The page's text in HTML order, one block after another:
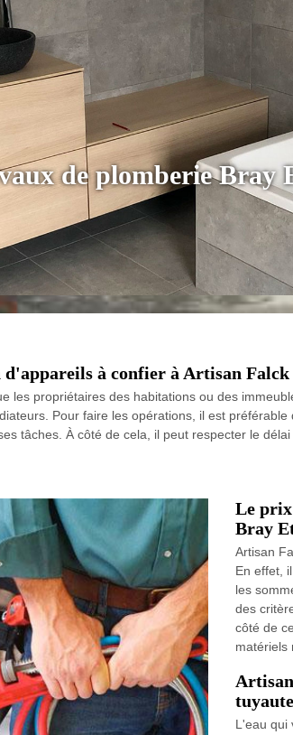
de plomberie Bray
à confier à Artisan
les propriétaires des habitations ou des
Pour faire les opérations, il est
tâches. À côté de cela, il peut respecter le
Le
Bray
Artisan
En effet,
les
des
côté de
matériels
L'eau qui